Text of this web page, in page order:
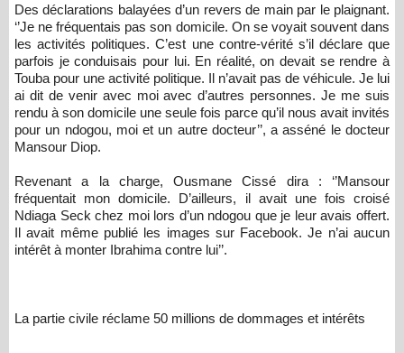
Des déclarations balayées d’un revers de main par le plaignant.
‘’Je ne fréquentais pas son domicile. On se voyait souvent dans
les activités politiques. C’est une contre-vérité s’il déclare que
parfois je conduisais pour lui. En réalité, on devait se rendre à
Touba pour une activité politique. Il n’avait pas de véhicule. Je lui
ai dit de venir avec moi avec d’autres personnes. Je me suis
rendu à son domicile une seule fois parce qu’il nous avait invités
pour un ndogou, moi et un autre docteur’’, a asséné le docteur
Mansour Diop.
Revenant a la charge, Ousmane Cissé dira : ‘’Mansour
fréquentait mon domicile. D’ailleurs, il avait une fois croisé
Ndiaga Seck chez moi lors d’un ndogou que je leur avais offert.
Il avait même publié les images sur Facebook. Je n’ai aucun
intérêt à monter Ibrahima contre lui’’.
La partie civile réclame 50 millions de dommages et intérêts